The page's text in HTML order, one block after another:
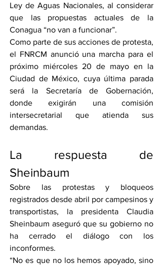
Ley de Aguas Nacionales, al considerar
que las propuestas actuales de la
Conagua “no van a funcionar”.
Como parte de sus acciones de protesta,
el FNRCM anunció una marcha para el
próximo miércoles 20 de mayo en la
Ciudad de México, cuya última parada
será la Secretaría de Gobernación,
donde exigirán una comisión
intersecretarial que atienda sus
demandas.
La respuesta de
Sheinbaum
Sobre las protestas y bloqueos
registrados desde abril por campesinos y
transportistas, la presidenta Claudia
Sheinbaum aseguró que su gobierno no
ha cerrado el diálogo con los
inconformes.
“No es que no los hemos apoyado, sino